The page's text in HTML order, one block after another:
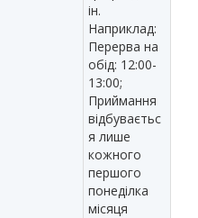
ін.
Наприклад:
Перерва на
обід: 12:00-
13:00;
Приймання
відбуваєтьс
я лише
кожного
першого
понеділка
місяця